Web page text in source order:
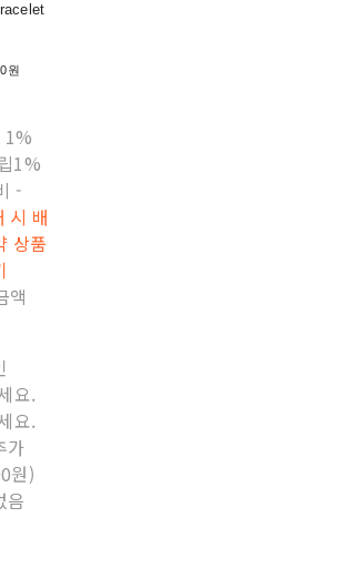
원
1%
1%
-
시 배
상품
액
요.
요.
가
원)
음